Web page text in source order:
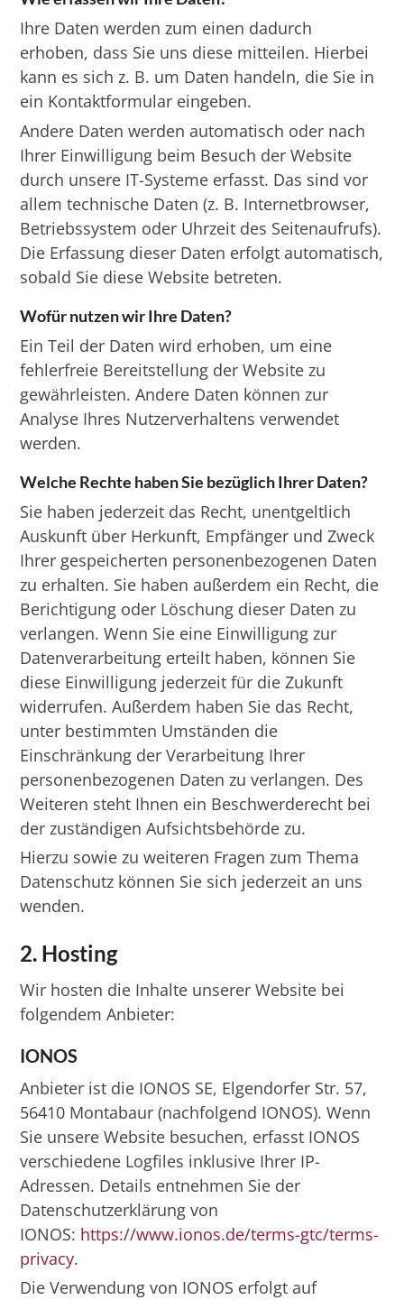
Ihre Daten werden zum einen dadurch
erhoben, dass Sie uns diese mitteilen. Hierbei
kann es sich z. B. um Daten handeln, die Sie in
ein Kontaktformular eingeben.
Andere Daten werden automatisch oder nach
Ihrer Einwilligung beim Besuch der Website
durch unsere IT-Systeme erfasst. Das sind vor
allem technische Daten (z. B. Internetbrowser,
Betriebssystem oder Uhrzeit des Seitenaufrufs).
Die Erfassung dieser Daten erfolgt automatisch,
sobald Sie diese Website betreten.
Wofür nutzen wir Ihre Daten?
Ein Teil der Daten wird erhoben, um eine
fehlerfreie Bereitstellung der Website zu
gewährleisten. Andere Daten können zur
Analyse Ihres Nutzerverhaltens verwendet
werden.
Welche Rechte haben Sie bezüglich Ihrer Daten?
Sie haben jederzeit das Recht, unentgeltlich
Auskunft über Herkunft, Empfänger und Zweck
Ihrer gespeicherten personenbezogenen Daten
zu erhalten. Sie haben außerdem ein Recht, die
Berichtigung oder Löschung dieser Daten zu
verlangen. Wenn Sie eine Einwilligung zur
Datenverarbeitung erteilt haben, können Sie
diese Einwilligung jederzeit für die Zukunft
widerrufen. Außerdem haben Sie das Recht,
unter bestimmten Umständen die
Einschränkung der Verarbeitung Ihrer
personenbezogenen Daten zu verlangen. Des
Weiteren steht Ihnen ein Beschwerderecht bei
der zuständigen Aufsichtsbehörde zu.
Hierzu sowie zu weiteren Fragen zum Thema
Datenschutz können Sie sich jederzeit an uns
wenden.
2. Hosting
Wir hosten die Inhalte unserer Website bei
folgendem Anbieter:
IONOS
Anbieter ist die IONOS SE, Elgendorfer Str. 57,
56410 Montabaur (nachfolgend IONOS). Wenn
Sie unsere Website besuchen, erfasst IONOS
verschiedene Logfiles inklusive Ihrer IP-
Adressen. Details entnehmen Sie der
Datenschutzerklärung von
IONOS: https://www.ionos.de/terms-gtc/terms-
privacy.
Die Verwendung von IONOS erfolgt auf